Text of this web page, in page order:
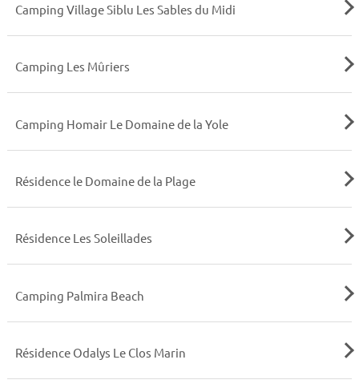
Camping Village Siblu Les Sables du Midi
Camping Les Mûriers
Camping Homair Le Domaine de la Yole
Résidence le Domaine de la Plage
Résidence Les Soleillades
Camping Palmira Beach
Résidence Odalys Le Clos Marin